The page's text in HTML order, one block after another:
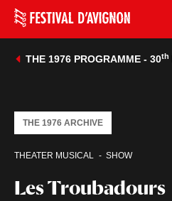
THE 1976 PROGRAMME - 30th
Les Troubadours
THEATER MUSICAL SHOW
THE 1976 ARCHIVE